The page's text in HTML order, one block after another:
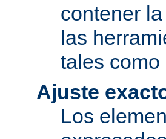
contener
las
tales como
Ajuste
Los